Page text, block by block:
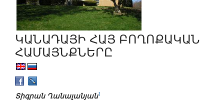
ԿԱՆԱԴԱՅԻ ՀԱՅ ԲՈՂՈՔԱԿԱՆ
ՀԱՄԱՅՆՔՆԵՐԸ
Տիգրան Ղանալանյան1